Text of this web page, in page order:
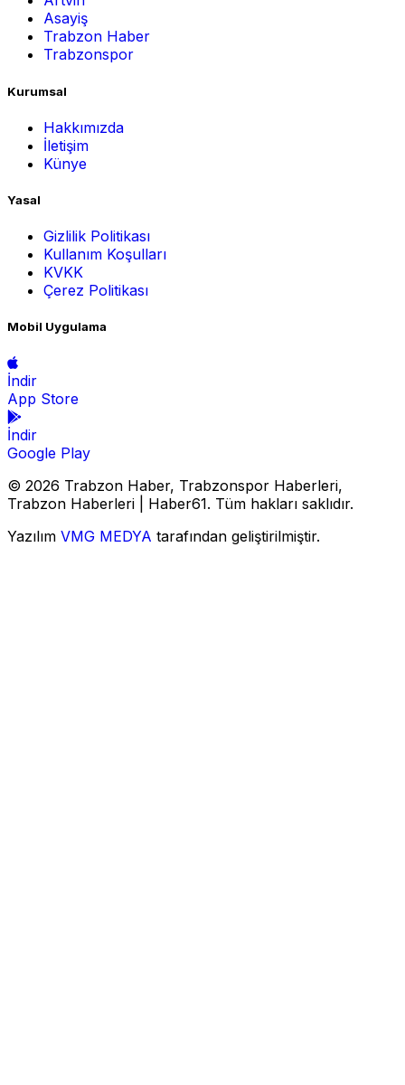
Asayiş
Trabzon Haber
Trabzonspor
Kurumsal
Hakkımızda
İletişim
Künye
Yasal
Gizlilik Politikası
Kullanım Koşulları
KVKK
Çerez Politikası
Mobil Uygulama
İndir
App Store
İndir
Google Play
© 2026 Trabzon Haber, Trabzonspor Haberleri,
Trabzon Haberleri | Haber61. Tüm hakları saklıdır.
Yazılım VMG MEDYA tarafından geliştirilmiştir.